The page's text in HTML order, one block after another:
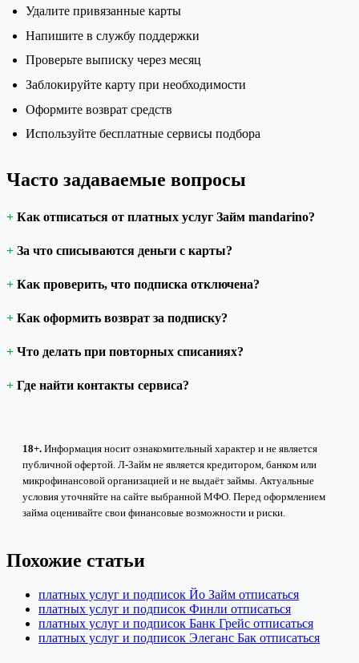
Удалите привязанные карты
Напишите в службу поддержки
Проверьте выписку через месяц
Заблокируйте карту при необходимости
Оформите возврат средств
Используйте бесплатные сервисы подбора
Часто задаваемые вопросы
Как отписаться от платных услуг Займ mandarino?
За что списываются деньги с карты?
Как проверить, что подписка отключена?
Как оформить возврат за подписку?
Что делать при повторных списаниях?
Где найти контакты сервиса?
18+. Информация носит ознакомительный характер и не является
публичной офертой. Л-Займ не является кредитором, банком или
микрофинансовой организацией и не выдаёт займы. Актуальные
условия уточняйте на сайте выбранной МФО. Перед оформлением
займа оценивайте свои финансовые возможности и риски.
Похожие статьи
платных услуг и подписок Йо Займ отписаться
платных услуг и подписок Финли отписаться
платных услуг и подписок Банк Грейс отписаться
платных услуг и подписок Элеганс Бак отписаться